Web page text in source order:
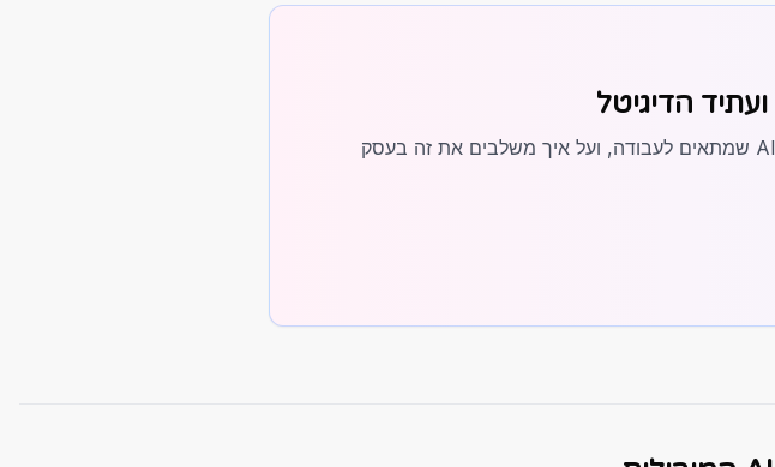
שיחה עם דניאל ממן על הכלים שמשנים את התעשייה, איך לבחור AI שמתאים לעבודה, ועל איך משלבים את זה בעסק